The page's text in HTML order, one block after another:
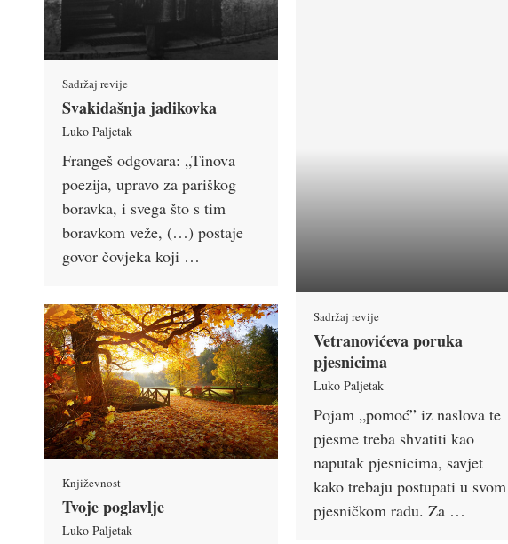
Sadržaj revije
Svakidašnja jadikovka
Luko Paljetak
Frangeš odgovara: „Tinova
poezija, upravo za pariškog
boravka, i svega što s tim
boravkom veže, (…) postaje
govor čovjeka koji …
Sadržaj revije
Vetranovićeva poruka
pjesnicima
Luko Paljetak
Pojam „pomoć” iz naslova te
pjesme treba shvatiti kao
naputak pjesnicima, savjet
kako trebaju postupati u svom
pjesničkom radu. Za …
Književnost
Tvoje poglavlje
Luko Paljetak